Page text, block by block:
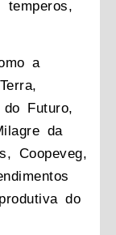
temperos,
a
Futuro,
da
Coopeveg,
do